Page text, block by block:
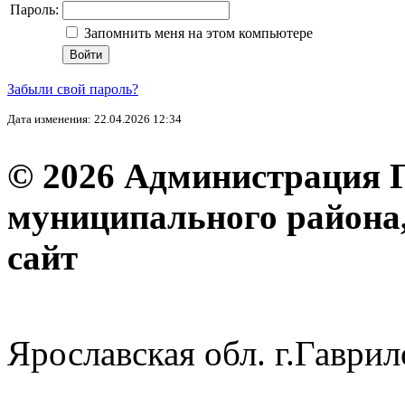
Пароль:
Запомнить меня на этом компьютере
Забыли свой пароль?
Дата изменения: 22.04.2026 12:34
© 2026 Администрация
муниципального
Ярославская обл.